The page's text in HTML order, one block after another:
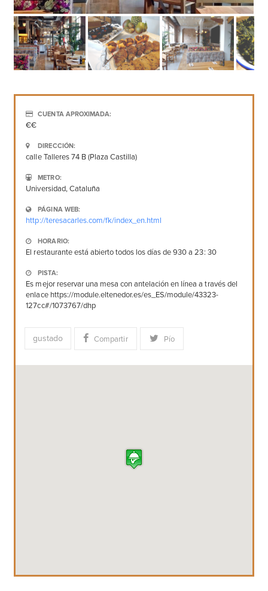
CUENTA APROXIMADA:
€€
DIRECCIÓN:
calle Talleres 74 B (Plaza Castilla)
METRO:
Universidad, Cataluña
PÁGINA WEB:
http://teresacarles.com/fk/index_en.html
HORARIO:
El restaurante está abierto todos los días de 930 a 23: 30
PISTA:
Es mejor reservar una mesa con antelación en línea a través del
enlace https://module.eltenedor.es/es_ES/module/43323-
127cc#/1073767/dhp
gustado Compartir Pío